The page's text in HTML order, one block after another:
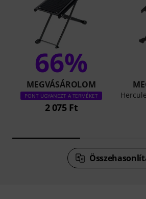
66%
MEGVÁSÁROLOM
PONT UGYANEZT A TERMÉKET
2 075 Ft